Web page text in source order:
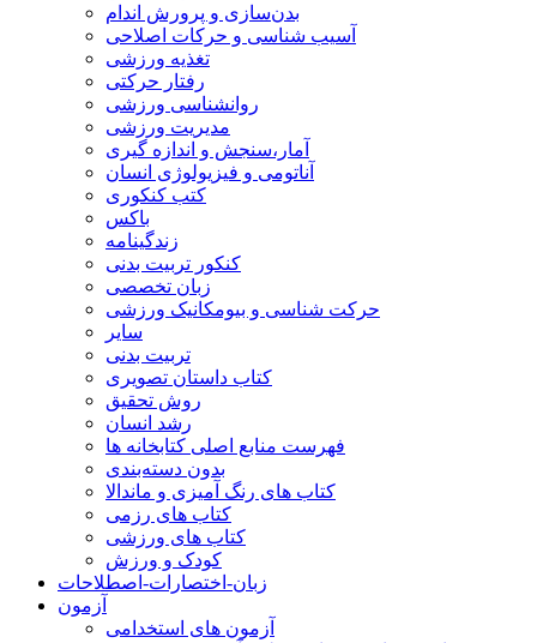
بدن‌سازی و پرورش اندام
آسیب شناسی و حرکات اصلاحی
تغذیه ورزشی
رفتار حرکتی
روانشناسی ورزشی
مدیریت ورزشی
آمار،سنجش و اندازه گیری
آناتومی و فیزیولوژی انسان
کتب کنکوری
باکس
زندگینامه
کنکور تربیت بدنی
زبان تخصصی
حرکت شناسی و بیومکانیک ورزشی
سایر
تربیت بدنی
کتاب داستان تصویری
روش تحقیق
رشد انسان
فهرست منابع اصلی کتابخانه ها
بدون دسته‌بندی
کتاب های رنگ آمیزی و ماندالا
کتاب های رزمی
کتاب های ورزشی
کودک و ورزش
زبان-اختصارات-اصطلاحات
آزمون
آزمون های استخدامی